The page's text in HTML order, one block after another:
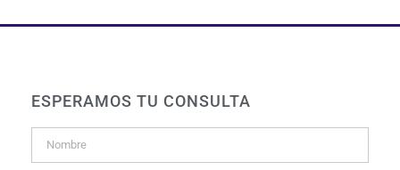
ESPERAMOS TU CONSULTA